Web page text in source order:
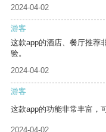
2024-04-02
游客
这款app的酒店、餐厅推荐
验。
2024-04-02
游客
这款app的功能非常丰富，
2024-04-02